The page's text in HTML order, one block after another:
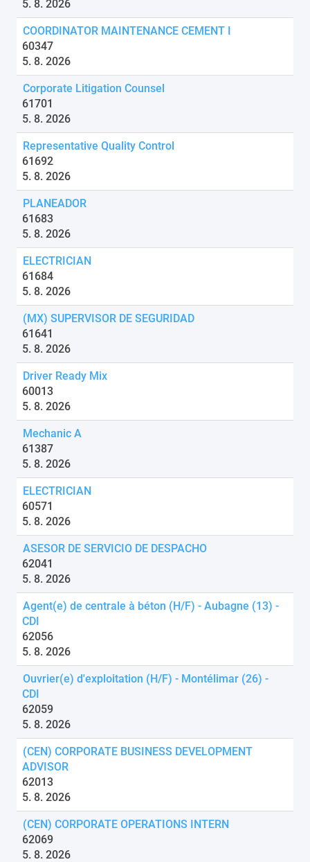
5. 8. 2026
COORDINATOR MAINTENANCE CEMENT I
60347
5. 8. 2026
Corporate Litigation Counsel
61701
5. 8. 2026
Representative Quality Control
61692
5. 8. 2026
PLANEADOR
61683
5. 8. 2026
ELECTRICIAN
61684
5. 8. 2026
(MX) SUPERVISOR DE SEGURIDAD
61641
5. 8. 2026
Driver Ready Mix
60013
5. 8. 2026
Mechanic A
61387
5. 8. 2026
ELECTRICIAN
60571
5. 8. 2026
ASESOR DE SERVICIO DE DESPACHO
62041
5. 8. 2026
Agent(e) de centrale à béton (H/F) - Aubagne (13) -
CDI
62056
5. 8. 2026
Ouvrier(e) d'exploitation (H/F) - Montélimar (26) -
CDI
62059
5. 8. 2026
(CEN) CORPORATE BUSINESS DEVELOPMENT
ADVISOR
62013
5. 8. 2026
(CEN) CORPORATE OPERATIONS INTERN
62069
5. 8. 2026